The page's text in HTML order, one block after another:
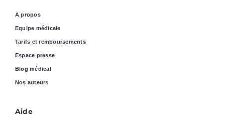
A propos
Equipe médicale
Tarifs et remboursements
Espace presse
Blog médical
Nos auteurs
Aide